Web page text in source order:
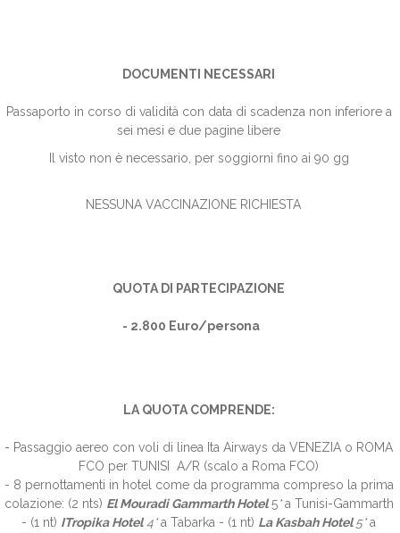
DOCUMENTI NECESSARI
Passaporto in corso di validità con data di scadenza non inferiore a
sei mesi e due pagine libere
Il visto non è necessario, per soggiorni fino ai 90 gg
NESSUNA VACCINAZIONE RICHIESTA
QUOTA DI PARTECIPAZIONE
- 2.800 Euro/persona
LA QUOTA COMPRENDE:
- Passaggio aereo con voli di linea Ita Airways da VENEZIA o ROMA
FCO per TUNISI A/R (scalo a Roma FCO)
- 8 pernottamenti in hotel come da programma compreso la prima
colazione: (2 nts) El Mouradi Gammarth Hotel5* a Tunisi-Gammarth
- (1 nt) ITropika Hotel 4*a Tabarka - (1 nt) La Kasbah Hotel5* a